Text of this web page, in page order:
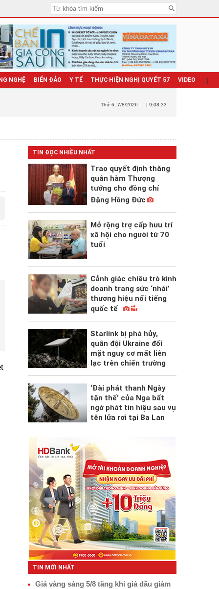
NGHỆ BIỂN ĐẢO Y TẾ THỰC HIỆN NGHỊ QUYẾT 57 VIDEO
Thứ 6 , 7/8/2026 | 9:08:34
TIN ĐỌC NHIỀU NHẤT
Trao quyết định thăng
quân hàm Thượng
tướng cho đồng chí
Đặng Hồng Đức
Mở rộng trợ cấp hưu trí
xã hội cho người từ 70
tuổi
Cảnh giác chiêu trò kinh
doanh trang sức ‘nhái’
thương hiệu nổi tiếng
quốc tế
Starlink bị phá hủy,
quân đội Ukraine đối
mặt nguy cơ mất liên
lạc trên chiến trường
‘Đài phát thanh Ngày
tận thế’ của Nga bất
ngờ phát tín hiệu sau vụ
tên lửa rơi tại Ba Lan
TIN MỚI NHẤT
Giá vàng sáng 5/8 tăng khi giá dầu giảm